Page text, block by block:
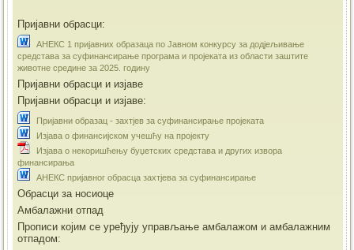
Пријавни обрасци:
АНЕКС 1 пријавних образаца по Јавном конкурсу за додјељивање
средстава за суфинансирање програма и пројеката из области заштите
животне средине за 2025. годину
Пријавни обрасци и изјаве
Пријавни обрасци и изјаве:
Пријавни образац - захтјев за суфинансирање пројеката
Изјава о финансијском учешћу на пројекту
Изјава о некоришћењу буџетских средстава и других извора
финансирања
АНЕКС пријавног обрасца захтјева за суфинансирање
Обрасци за носиоце
Амбалажни отпад
Прописи којим се уређују управљање амбалажом и амбалажним
отпадом: